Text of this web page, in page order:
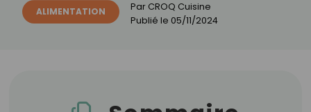
ALIMENTATION Par CROQ Cuisine
Publié le 05/11/2024